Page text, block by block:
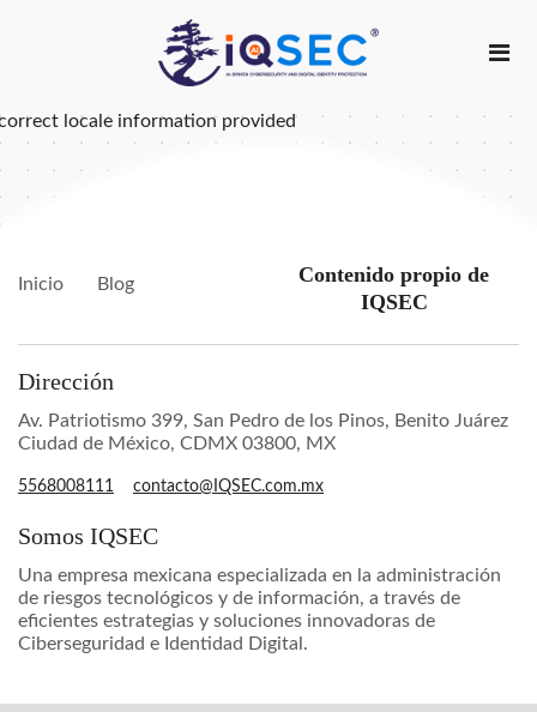
locale information provided
Inicio Blog
Contenido propio de
IQSEC
Dirección
Av. Patriotismo 399, San Pedro de los Pinos, Benito Juárez
Ciudad de México, CDMX 03800, MX
5568008111 contacto@IQSEC.com.mx
Somos IQSEC
Una empresa mexicana especializada en la administración
de riesgos tecnológicos y de información, a través de
eficientes estrategias y soluciones innovadoras de
Ciberseguridad e Identidad Digital.